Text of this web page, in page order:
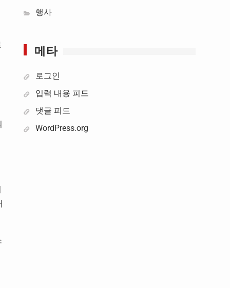
행사
메타
로그인
입력 내용 피드
댓글 피드
WordPress.org